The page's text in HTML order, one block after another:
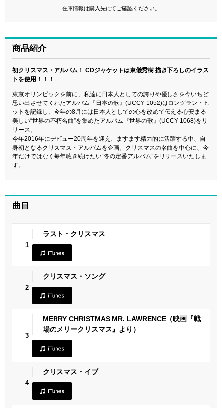
在庫情報は購入先にてご確認ください。
商品紹介
初クリスマス・アルバム！ CDジャケットは東儀秀樹 描き下ろしのイラス
トを使用！！！
東京オリンピックを前に、私達に日本人としての誇りや優しさを今いちど
思い出させてくれたアルバム『日本の歌』(UCCY-1052)はロングラン・ヒ
ットを記録し、今年の8月には日本人としての心を改めて伝える心安まる
美しい“世界の不朽名曲”を集めたアルバム『世界の歌』(UCCY-1068)をリ
リース。
今年2016年にデビュー20周年を迎え、ますます精力的に活躍する中、自
身初となるクリスマス・アルバムを企画。クリスマスの名曲を中心に、今
年だけではなく毎年聴き続けたい“冬の定番アルバム”をリリースいたしま
す。
曲目
1
ラスト・クリスマス
2
クリスマス・ソング
3
MERRY CHRISTMAS MR. LAWRENCE（映画『戦
場のメリークリスマス』より）
4
クリスマス・イブ